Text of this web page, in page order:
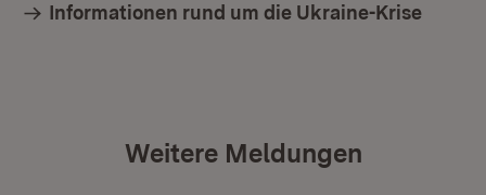
Informationen rund um die Ukraine-Krise
Weitere Meldungen